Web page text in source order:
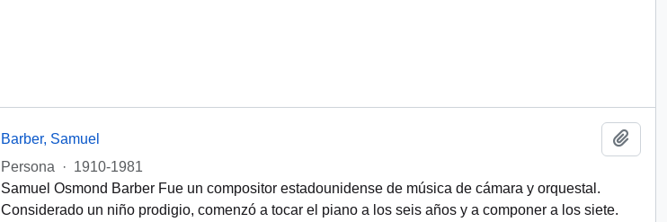
Barber, Samuel
Persona
· 1910-1981
Samuel Osmond Barber Fue un compositor estadounidense de música de cámara y orquestal.
Considerado un niño prodigio, comenzó a tocar el piano a los seis años y a componer a los siete.